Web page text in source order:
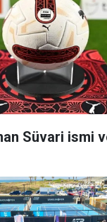
Süvari ismi